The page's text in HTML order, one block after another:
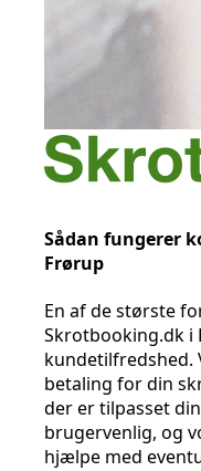
Sådan fungerer
Frørup
En af de største
Skrotbooking.dk i
kundetilfredshed.
betaling for din
der er tilpasset
brugervenlig, og
hjælpe med